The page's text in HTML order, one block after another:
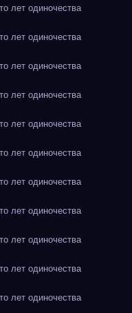
лет одиночества
лет одиночества
лет одиночества
лет одиночества
лет одиночества
лет одиночества
лет одиночества
лет одиночества
лет одиночества
лет одиночества
лет одиночества